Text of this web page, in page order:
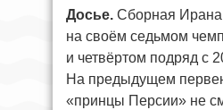
Досье. Сборная Ирана
на своём седьмом
и четвёртом подряд с
На предыдущем
«принцы Персии» не